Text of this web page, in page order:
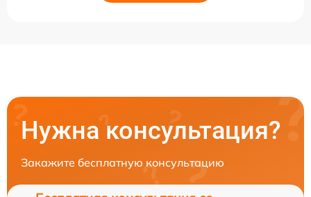
Нужна консультация?
Закажите бесплатную консультацию